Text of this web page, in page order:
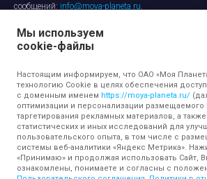
сообщений: info@moya-planeta.ru.
Правила сайтаРабота с cookie-файлами
Защита персональных данных
Обработка
Мы используем
cookie-файлы
Настоящим информируем, что ОАО «Моя
технологию Cookie в целях обеспечения
с доменным именем https://moya-planeta.ru/
оптимизации и персонализации размещаемого
таргетирования рекламных материалов, а
статистических и иных исследований для
пользовательского опыта, в том числе с
системы веб-аналитики «Яндекс Метрика».
«Принимаю» и продолжая использовать Сайт,
ознакомлены, понимаете и согласны с